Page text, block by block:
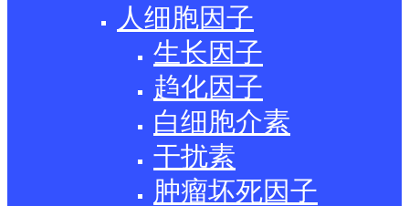
人细胞因子
生长因子
趋化因子
白细胞介素
干扰素
肿瘤坏死因子